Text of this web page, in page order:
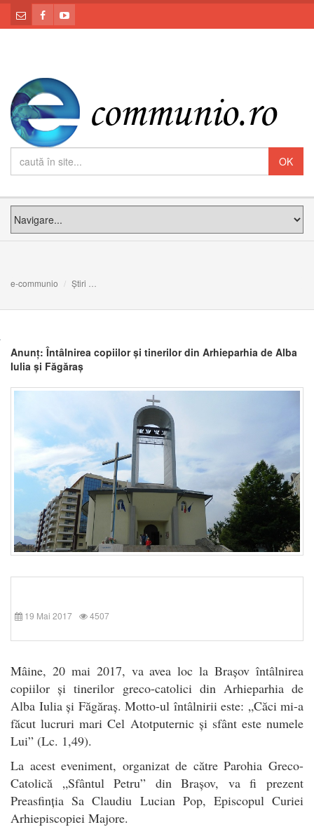
e-communio Știri
Anunț: Întâlnirea copiilor și tinerilor din Arhieparhia de Alba
Iulia și Făgăraș
19 Mai 2017 4507
Mâine, 20 mai 2017, va avea loc la Brașov întâlnirea
copiilor și tinerilor greco-catolici din Arhieparhia de
Alba Iulia și Făgăraș. Motto-ul întâlnirii este: „Căci mi-a
făcut lucruri mari Cel Atotputernic și sfânt este numele
Lui” (Lc. 1,49).
La acest eveniment, organizat de către Parohia Greco-
Catolică „Sfântul Petru” din Brașov, va fi prezent
Preasfinția Sa Claudiu Lucian Pop, Episcopul Curiei
Arhiepiscopiei Majore.